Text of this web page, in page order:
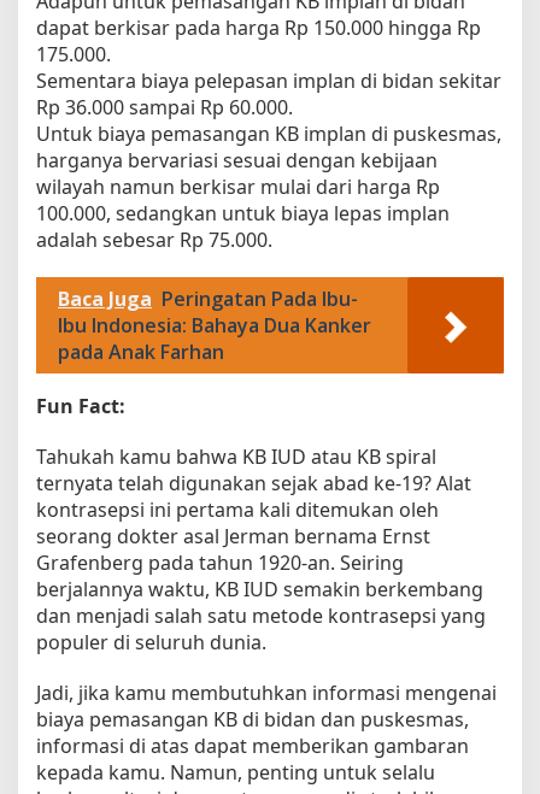
dapat berkisar pada harga Rp 150.000 hingga Rp
175.000.
Sementara biaya pelepasan implan di bidan sekitar
Rp 36.000 sampai Rp 60.000.
Untuk biaya pemasangan KB implan di puskesmas,
harganya bervariasi sesuai dengan kebijaan
wilayah namun berkisar mulai dari harga Rp
100.000, sedangkan untuk biaya lepas implan
adalah sebesar Rp 75.000.
Baca Juga Peringatan Pada Ibu-
Ibu Indonesia: Bahaya Dua Kanker
pada Anak Farhan
Fun Fact:
Tahukah kamu bahwa KB IUD atau KB spiral
ternyata telah digunakan sejak abad ke-19? Alat
kontrasepsi ini pertama kali ditemukan oleh
seorang dokter asal Jerman bernama Ernst
Grafenberg pada tahun 1920-an. Seiring
berjalannya waktu, KB IUD semakin berkembang
dan menjadi salah satu metode kontrasepsi yang
populer di seluruh dunia.
Jadi, jika kamu membutuhkan informasi mengenai
biaya pemasangan KB di bidan dan puskesmas,
informasi di atas dapat memberikan gambaran
kepada kamu. Namun, penting untuk selalu